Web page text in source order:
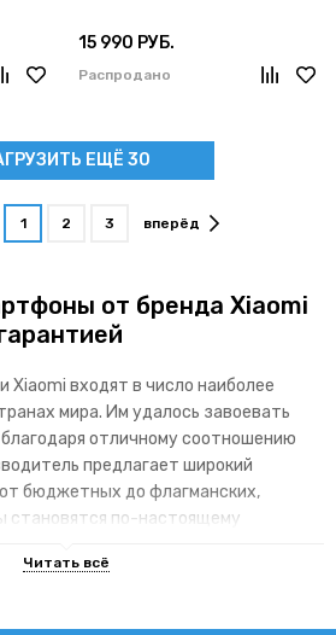
15 990 РУБ.
Распродано
ЕЩЁ 30
1 2 3 вперёд
от бренда Xiaomi
входят в число наиболее
мира. Им удалось завоевать
отличному соотношению
предлагает широкий
бюджетных до флагманских,
становятся по-настоящему